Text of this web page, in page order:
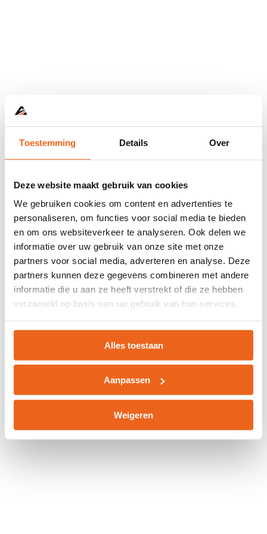
Toestemming Details Over
Deze website maakt gebruik van cookies
We gebruiken cookies om content en advertenties te
personaliseren, om functies voor social media te bieden
en om ons websiteverkeer te analyseren. Ook delen we
informatie over uw gebruik van onze site met onze
partners voor social media, adverteren en analyse. Deze
partners kunnen deze gegevens combineren met andere
informatie die u aan ze heeft verstrekt of die ze hebben
verzameld op basis van uw gebruik van hun services.
Alles toestaan
Aanpassen
Weigeren
Application error: a client-side exception has occurred while
loadingwww.abd.nl(see the browser consolefor more
information).